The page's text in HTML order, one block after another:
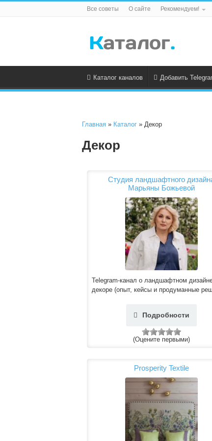
Все советы О сайте Рекомендуем!
Каталог каналов Добавить
Главная » Каталог » Декор
Декор
Студия ландшафтного
Марьяны Божьевой
Telegram-канал о ландшафтном
декоре (опыт, кейсы и продуманные
Подробности
(Оцените первыми)
Prosperity Textile